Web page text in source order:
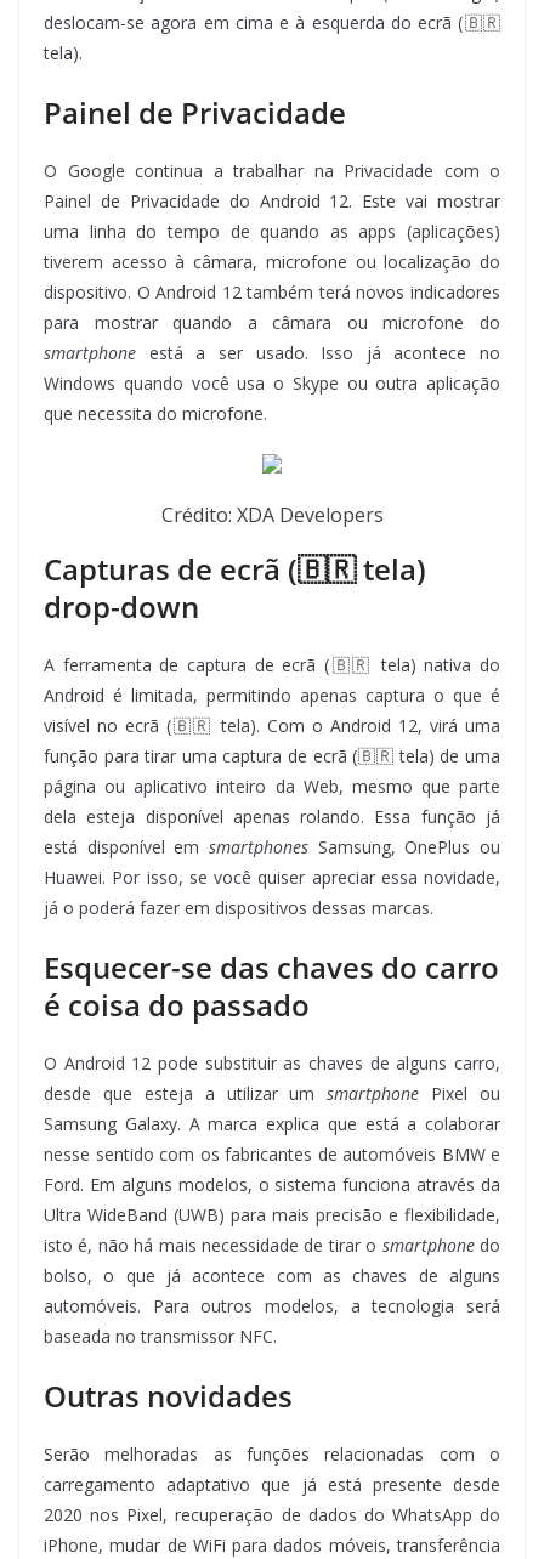
deslocam-se agora em cima e à esquerda do ecrã (🇧🇷
tela).
Painel de Privacidade
O Google continua a trabalhar na Privacidade com o
Painel de Privacidade do Android 12. Este vai mostrar
uma linha do tempo de quando as apps (aplicações)
tiverem acesso à câmara, microfone ou localização do
dispositivo. O Android 12 também terá novos indicadores
para mostrar quando a câmara ou microfone do
smartphone está a ser usado. Isso já acontece no
Windows quando você usa o Skype ou outra aplicação
que necessita do microfone.
Crédito: XDA Developers
Capturas de ecrã (🇧🇷 tela)
drop-down
A ferramenta de captura de ecrã (🇧🇷 tela) nativa do
Android é limitada, permitindo apenas captura o que é
visível no ecrã (🇧🇷 tela). Com o Android 12, virá uma
função para tirar uma captura de ecrã (🇧🇷 tela) de uma
página ou aplicativo inteiro da Web, mesmo que parte
dela esteja disponível apenas rolando. Essa função já
está disponível em smartphones Samsung, OnePlus ou
Huawei. Por isso, se você quiser apreciar essa novidade,
já o poderá fazer em dispositivos dessas marcas.
Esquecer-se das chaves do carro
é coisa do passado
O Android 12 pode substituir as chaves de alguns carro,
desde que esteja a utilizar umsmartphone Pixel ou
Samsung Galaxy. A marca explica que está a colaborar
nesse sentido com os fabricantes de automóveis BMW e
Ford. Em alguns modelos, o sistema funciona através da
Ultra WideBand (UWB) para mais precisão e flexibilidade,
isto é, não há mais necessidade de tirar o smartphonedo
bolso, o que já acontece com as chaves de alguns
automóveis. Para outros modelos, a tecnologia será
baseada no transmissor NFC.
Outras novidades
Serão melhoradas as funções relacionadas com o
carregamento adaptativo que já está presente desde
2020 nos Pixel, recuperação de dados do WhatsApp do
iPhone, mudar de WiFi para dados móveis, transferência